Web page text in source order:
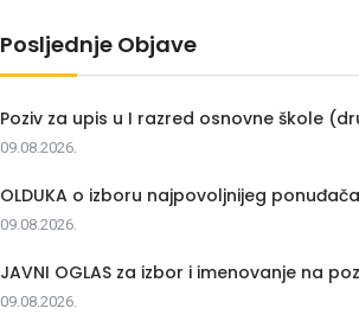
Posljednje Objave
Poziv za upis u I razred osnovne škole
09.08.2026.
OLDUKA o izboru najpovoljnijeg
09.08.2026.
JAVNI OGLAS za izbor i imenovanje na
09.08.2026.